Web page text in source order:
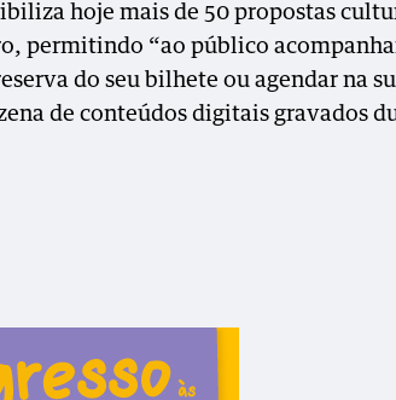
hoje mais de 50 propostas
permitindo “ao público
do seu bilhete ou agendar na
de conteúdos digitais gravados